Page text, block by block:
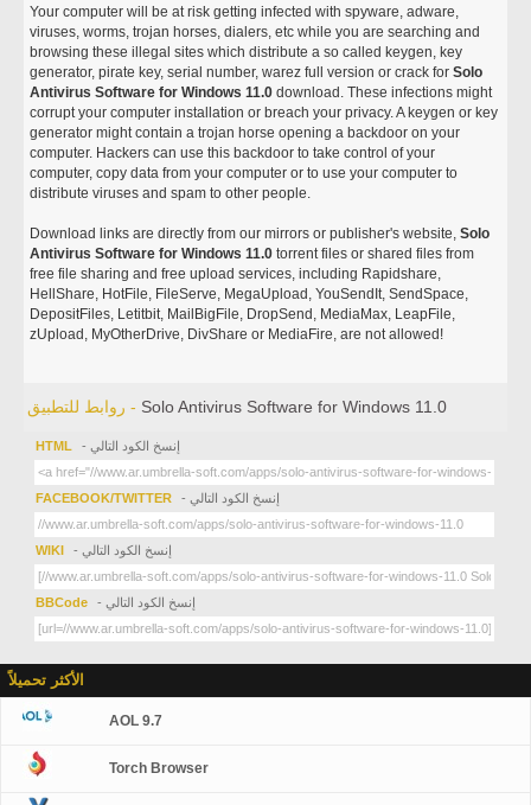
Your computer will be at risk getting infected with spyware, adware,
viruses, worms, trojan horses, dialers, etc while you are searching and
browsing these illegal sites which distribute a so called keygen, key
generator, pirate key, serial number, warez full version or crack forSolo
Antivirus Software for Windows 11.0 download. These infections might
corrupt your computer installation or breach your privacy. A keygen or key
generator might contain a trojan horse opening a backdoor on your
computer. Hackers can use this backdoor to take control of your
computer, copy data from your computer or to use your computer to
distribute viruses and spam to other people.
Download links are directly from our mirrors or publisher's website,Solo
Antivirus Software for Windows 11.0 torrent files or shared files from
free file sharing and free upload services, including Rapidshare,
HellShare, HotFile, FileServe, MegaUpload, YouSendIt, SendSpace,
DepositFiles, Letitbit, MailBigFile, DropSend, MediaMax, LeapFile,
zUpload, MyOtherDrive, DivShare or MediaFire, are not allowed!
روابط للتطبيق - Solo Antivirus Software for Windows 11.0
HTML - إنسخ الكود التالي
FACEBOOK/TWITTER - إنسخ الكود التالي
WIKI - إنسخ الكود التالي
BBCode - إنسخ الكود التالي
الأكثر تحميلاً
AOL 9.7
Torch Browser